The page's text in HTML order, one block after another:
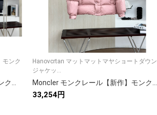
モンク
Moncler モンクレール【新作】モンクレール ダウンジャケット レディース✨ 秋冬必須🎀 高級素材🦢 暖か軽量🥰 4点画像
Hanovcrtan マットマットマヤショートダウン
ジャケッ...
Moncler モンクレール【新作】モンクレール ダウンジャケット レディース✨ 秋冬必須アイテム🕊️ 高級素材☁️ 暖かさ抜群⭐️
33,254円